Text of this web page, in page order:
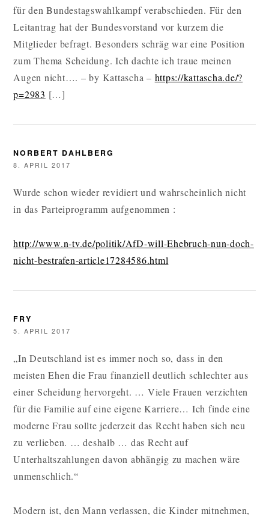
für den Bundestagswahlkampf verabschieden. Für den
Leitantrag hat der Bundesvorstand vor kurzem die
Mitglieder befragt. Besonders schräg war eine Position
zum Thema Scheidung. Ich dachte ich traue meinen
Augen nicht…. – by Kattascha – https://kattascha.de/?
p=2983 […]
NORBERT DAHLBERG
8. APRIL 2017
Wurde schon wieder revidiert und wahrscheinlich nicht
in das Parteiprogramm aufgenommen :
http://www.n-tv.de/politik/AfD-will-Ehebruch-nun-doch-
nicht-bestrafen-article17284586.html
FRY
5. APRIL 2017
„In Deutschland ist es immer noch so, dass in den
meisten Ehen die Frau finanziell deutlich schlechter aus
einer Scheidung hervorgeht. … Viele Frauen verzichten
für die Familie auf eine eigene Karriere… Ich finde eine
moderne Frau sollte jederzeit das Recht haben sich neu
zu verlieben. … deshalb … das Recht auf
Unterhaltszahlungen davon abhängig zu machen wäre
unmenschlich.“
Modern ist, den Mann verlassen, die Kinder mitnehmen,